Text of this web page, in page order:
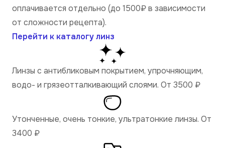
оплачивается отдельно (до 1500₽ в зависимости
от сложности рецепта).
Перейти к каталогу линз
Линзы с антибликовым покрытием, упрочняющим,
водо- и грязеотталкивающий слоями. От 3500 ₽
Утонченные, очень тонкие, ультратонкие линзы. От
3400 ₽